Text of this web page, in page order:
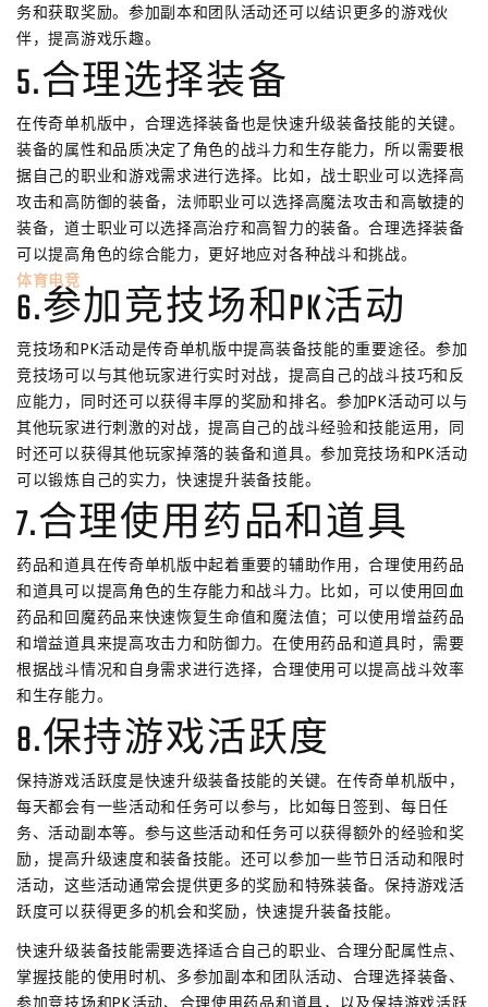
务和获取奖励。参加副本和团队活动还可以结识更多的游戏伙
伴，提高游戏乐趣。
5.合理选择装备
在传奇单机版中，合理选择装备也是快速升级装备技能的关键。
装备的属性和品质决定了角色的战斗力和生存能力，所以需要根
据自己的职业和游戏需求进行选择。比如，战士职业可以选择高
攻击和高防御的装备，法师职业可以选择高魔法攻击和高敏捷的
装备，道士职业可以选择高治疗和高智力的装备。合理选择装备
可以提高角色的综合能力，更好地应对各种战斗和挑战。
体育电竞
6.参加竞技场和PK活动
竞技场和PK活动是传奇单机版中提高装备技能的重要途径。参加
竞技场可以与其他玩家进行实时对战，提高自己的战斗技巧和反
应能力，同时还可以获得丰厚的奖励和排名。参加PK活动可以与
其他玩家进行刺激的对战，提高自己的战斗经验和技能运用，同
时还可以获得其他玩家掉落的装备和道具。参加竞技场和PK活动
可以锻炼自己的实力，快速提升装备技能。
7.合理使用药品和道具
药品和道具在传奇单机版中起着重要的辅助作用，合理使用药品
和道具可以提高角色的生存能力和战斗力。比如，可以使用回血
药品和回魔药品来快速恢复生命值和魔法值；可以使用增益药品
和增益道具来提高攻击力和防御力。在使用药品和道具时，需要
根据战斗情况和自身需求进行选择，合理使用可以提高战斗效率
和生存能力。
8.保持游戏活跃度
保持游戏活跃度是快速升级装备技能的关键。在传奇单机版中，
每天都会有一些活动和任务可以参与，比如每日签到、每日任
务、活动副本等。参与这些活动和任务可以获得额外的经验和奖
励，提高升级速度和装备技能。还可以参加一些节日活动和限时
活动，这些活动通常会提供更多的奖励和特殊装备。保持游戏活
跃度可以获得更多的机会和奖励，快速提升装备技能。
快速升级装备技能需要选择适合自己的职业、合理分配属性点、
掌握技能的使用时机、多参加副本和团队活动、合理选择装备、